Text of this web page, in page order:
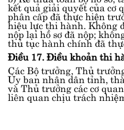
kết quả giải quyết của cơ
phân cấp đã thực hiện
hiệu lực thi hành. Không
nộp lại hồ sơ đã nộp;
thủ tục hành chính đã
Điều 17. Điều khoản thi
Các Bộ trưởng, Thủ
Ủy ban nhân dân tỉnh,
và Thủ trưởng các cơ
liên quan chịu trách